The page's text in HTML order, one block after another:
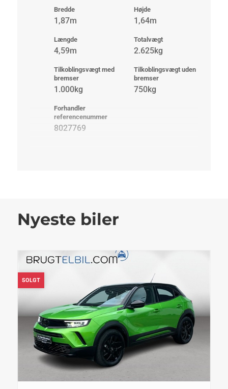
Bredde
1,87m
Højde
1,64m
Længde
4,59m
Totalvægt
2.625kg
Tilkoblingsvægt med
bremser
1.000kg
Tilkoblingsvægt uden
bremser
750kg
Forhandler
referencenummer
8027769
Nyeste biler
SOLGT